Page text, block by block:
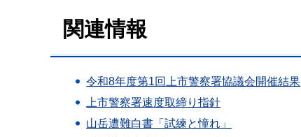
関連情報
令和8年度第1回上市警察署協議会開催結果
上市警察署速度取締り指針
山岳遭難白書「試練と憧れ」